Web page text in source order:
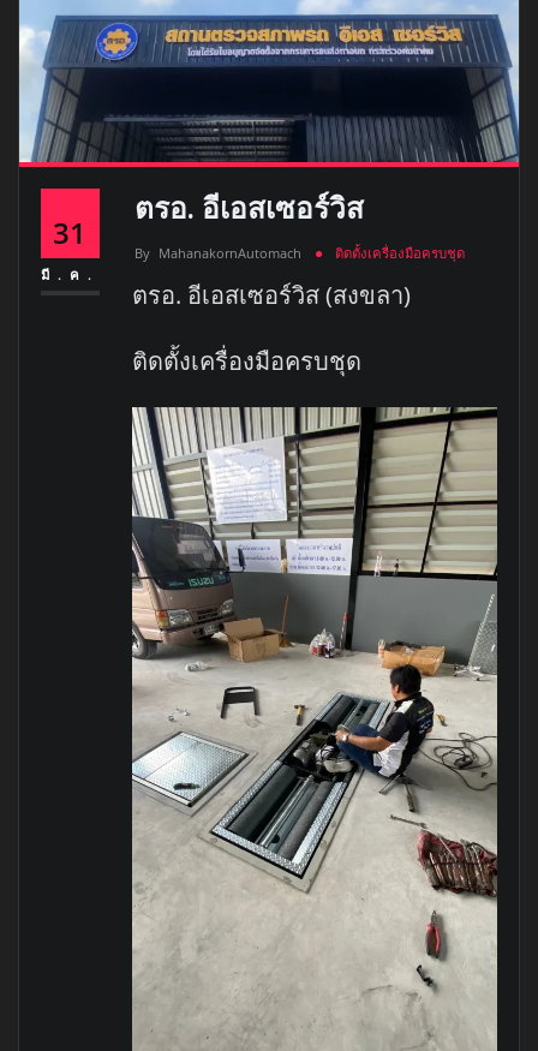
31
มี.ค.
ตรอ. อีเอสเซอร์วิส
By MahanakornAutomach ติดตั้งเครื่องมือครบชุด
ตรอ. อีเอสเซอร์วิส (สงขลา)
ติดตั้งเครื่องมือครบชุด